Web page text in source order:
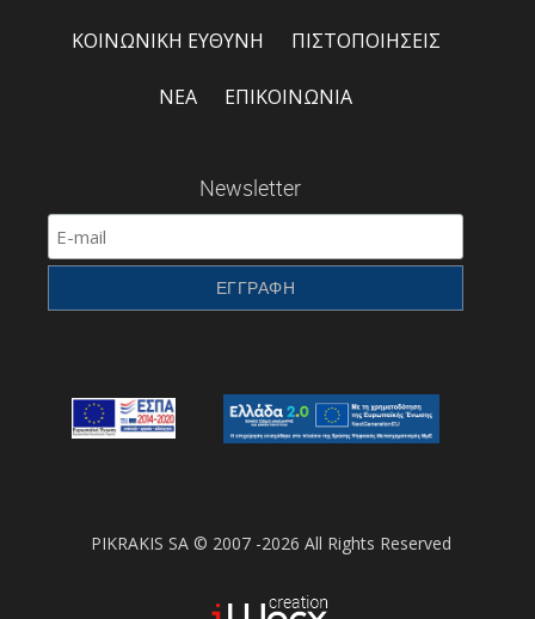
ΚΟΙΝΩΝΙΚΗ ΕΥΘΥΝΗ ΠΙΣΤΟΠΟΙΗΣΕΙΣ
ΝΕΑ ΕΠΙΚΟΙΝΩΝΙΑ
Newsletter
PIKRAKIS SA © 2007 -2026 All Rights Reserved